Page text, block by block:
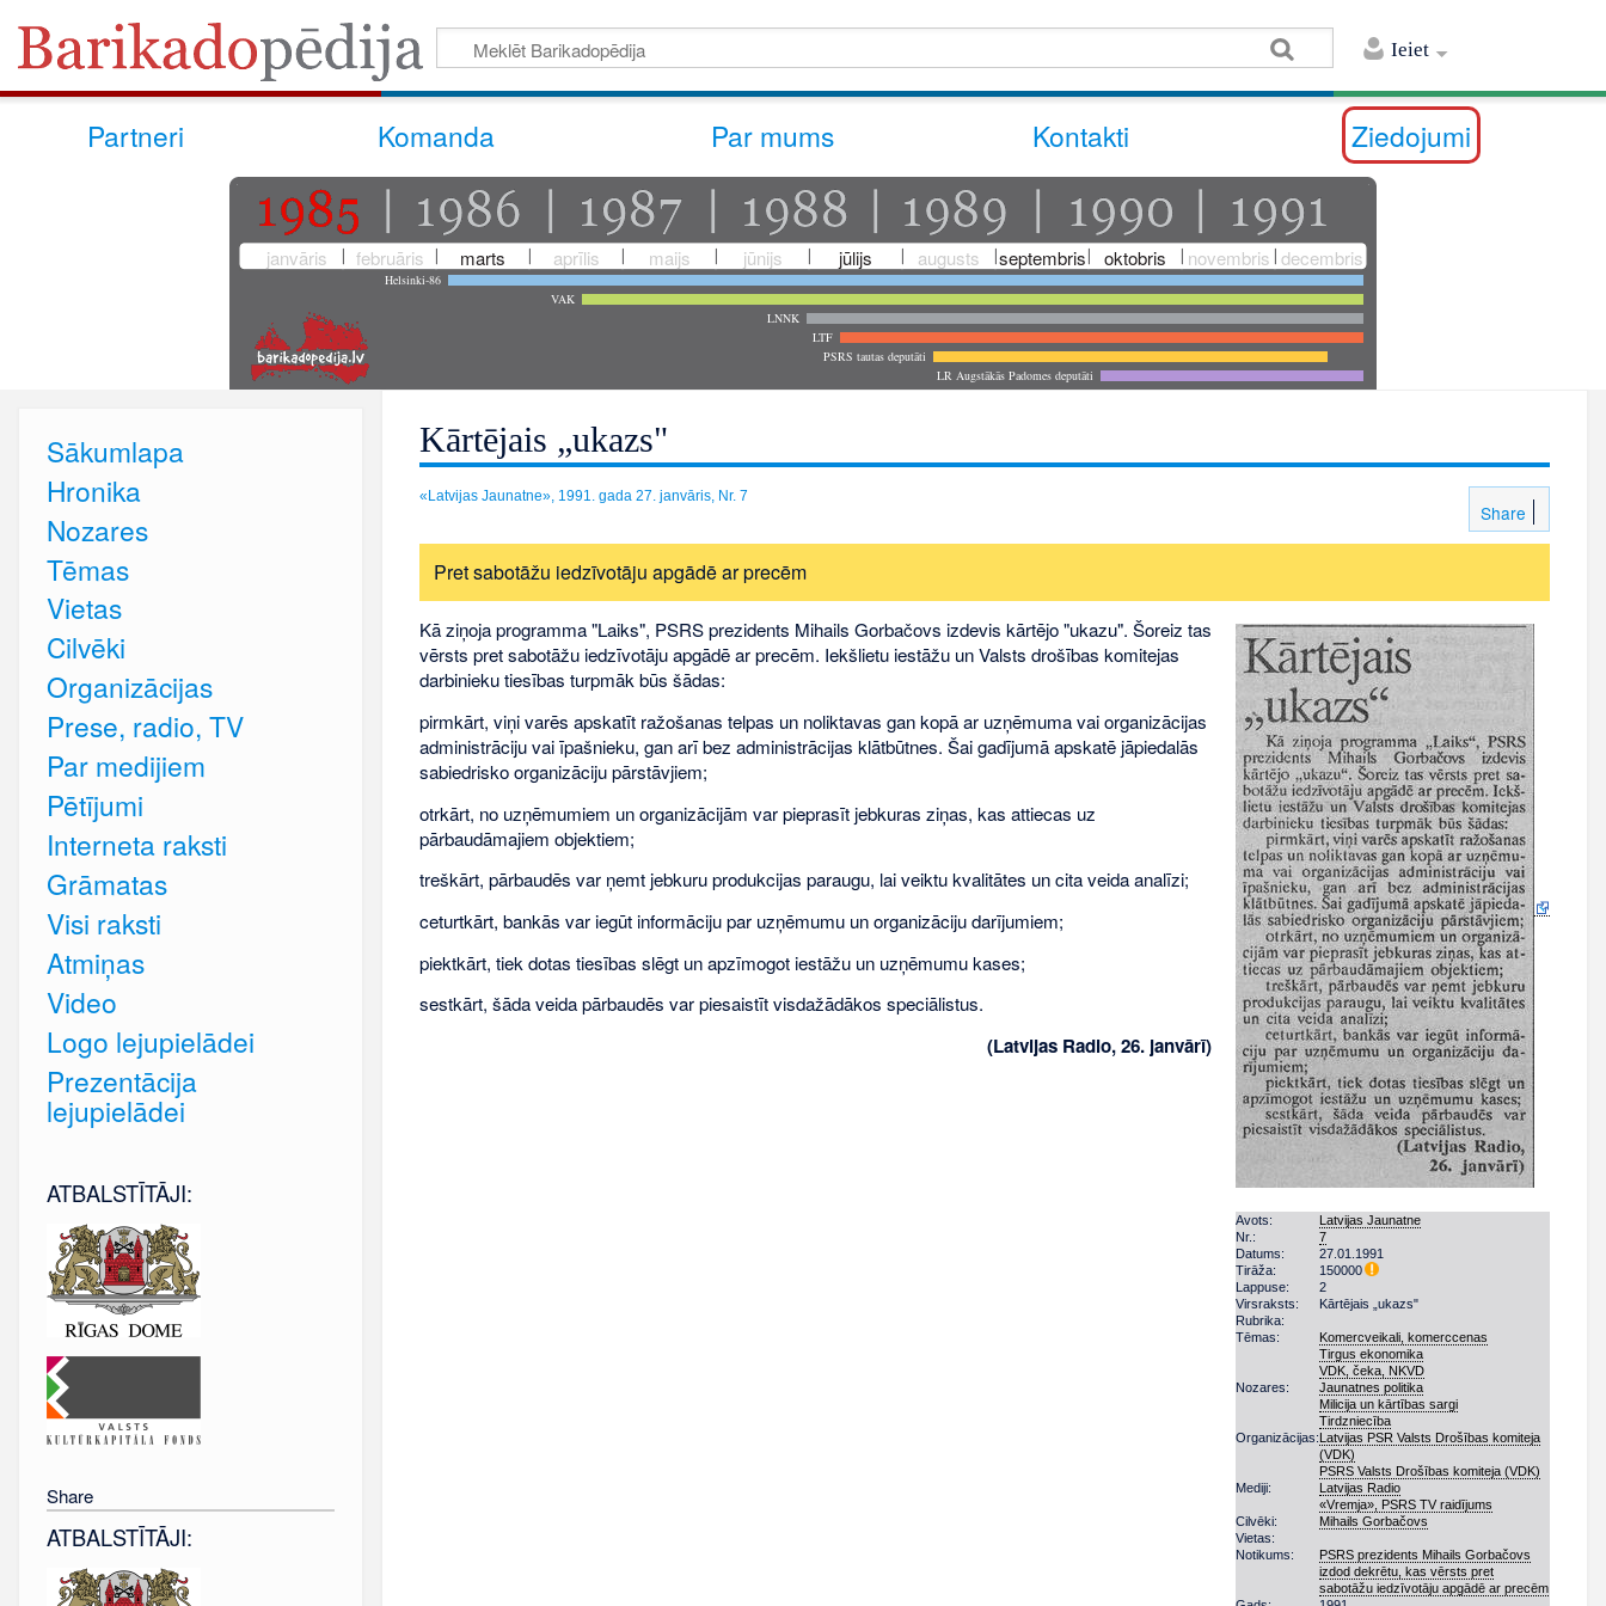
Ieiet
Partneri Komanda Par mums Kontakti Ziedojumi
janvāris februāris marts aprīlis maijs jūnijs jūlijs augusts septembris oktobris novembris decembris
Helsinki-86
VAK
LNNK
LTF
PSRS tautas deputāti
LR Augstākās Padomes deputāti
Kārtējais „ukazs"
Share
«Latvijas Jaunatne», 1991. gada 27. janvāris, Nr. 7
Pret sabotāžu iedzīvotāju apgādē ar precēm
Avots:
Latvijas Jaunatne
Nr.:
7
Datums:
27.01.1991
Tirāža:
150000
Lappuse:
2
Virsraksts:
Kārtējais „ukazs"
Rubrika:
Tēmas:
Komercveikali, komerccenas
Tirgus ekonomika
VDK, čeka, NKVD
Nozares:
Jaunatnes politika
Milicija un kārtības sargi
Tirdzniecība
Organizācijas:Latvijas PSR Valsts Drošības komiteja
(VDK)
PSRS Valsts Drošības komiteja (VDK)
Mediji:
Latvijas Radio
«Vremja», PSRS TV raidījums
Cilvēki:
Mihails Gorbačovs
Vietas:
Notikums:
PSRS prezidents Mihails Gorbačovs
izdod dekrētu, kas vērsts pret
sabotāžu iedzīvotāju apgādē ar precēm
Kā ziņoja programma "Laiks", PSRS prezidents Mihails Gorbačovs izdevis kārtējo "ukazu". Šoreiz tas
vērsts pret sabotāžu iedzīvotāju apgādē ar precēm. Iekšlietu iestāžu un Valsts drošības komitejas
darbinieku tiesības turpmāk būs šādas:
pirmkārt, viņi varēs apskatīt ražošanas telpas un noliktavas gan kopā ar uzņēmuma vai organizācijas
administrāciju vai īpašnieku, gan arī bez administrācijas klātbūtnes. Šai gadījumā apskatē jāpiedalās
sabiedrisko organizāciju pārstāvjiem;
otrkārt, no uzņēmumiem un organizācijām var pieprasīt jebkuras ziņas, kas attiecas uz
pārbaudāmajiem objektiem;
treškārt, pārbaudēs var ņemt jebkuru produkcijas paraugu, lai veiktu kvalitātes un cita veida analīzi;
ceturtkārt, bankās var iegūt informāciju par uzņēmumu un organizāciju darījumiem;
piektkārt, tiek dotas tiesības slēgt un apzīmogot iestāžu un uzņēmumu kases;
sestkārt, šāda veida pārbaudēs var piesaistīt visdažādākos speciālistus.
(Latvijas Radio, 26. janvārī)
Sākumlapa
Hronika
Nozares
Tēmas
Vietas
Cilvēki
Organizācijas
Prese, radio, TV
Par medijiem
Pētījumi
Interneta raksti
Grāmatas
Visi raksti
Atmiņas
Video
Logo lejupielādei
Prezentācija
lejupielādei
ATBALSTĪTĀJI:
Share
ATBALSTĪTĀJI: